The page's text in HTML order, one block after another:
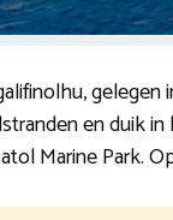
en duik
Marine Park.